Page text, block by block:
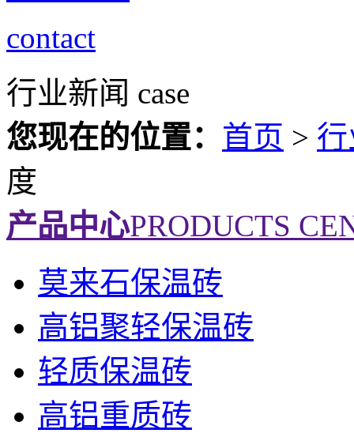
contact
行业新闻 case
您现在的位置： 首页 >
度
产品中心PRODUCTS
莫来石保温砖
高铝聚轻保温砖
轻质保温砖
高铝重质砖